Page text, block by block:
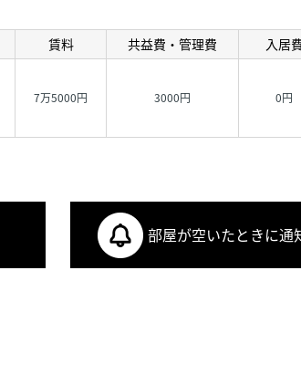
賃料 共益費・管理費 入居
7万5000円 3000円 0円
部屋が空いたときに通